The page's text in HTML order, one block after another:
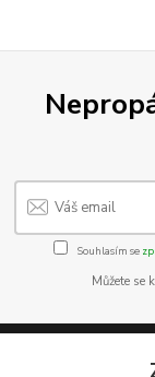
Souhlasím se
Můžete